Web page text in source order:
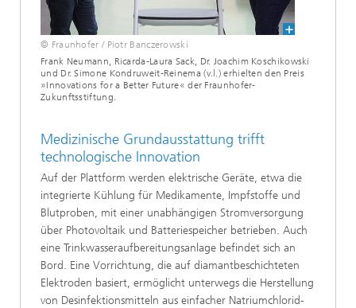
© Fraunhofer / Piotr Banczerowski
Frank Neumann, Ricarda-Laura Sack, Dr. Joachim Koschikowski
und Dr. Simone Kondruweit-Reinema (v.l.) erhielten den Preis
»Innovations for a Better Future« der Fraunhofer-
Zukunftsstiftung.
Medizinische Grundausstattung trifft
technologische Innovation
Auf der Plattform werden elektrische Geräte, etwa die
integrierte Kühlung für Medikamente, Impfstoffe und
Blutproben, mit einer unabhängigen Stromversorgung
über Photovoltaik und Batteriespeicher betrieben. Auch
eine Trinkwasseraufbereitungsanlage befindet sich an
Bord. Eine Vorrichtung, die auf diamantbeschichteten
Elektroden basiert, ermöglicht unterwegs die Herstellung
von Desinfektionsmitteln aus einfacher Natriumchlorid-